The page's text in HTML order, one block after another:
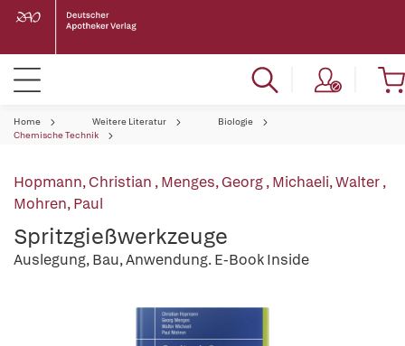
Home Weitere Literatur
Biologie
Chemische Technik
Hopmann, Christian ,Menges, Georg,Michaeli, Walter,
Mohren, Paul
Spritzgießwerkzeuge
Auslegung, Bau, Anwendung. E-Book Inside